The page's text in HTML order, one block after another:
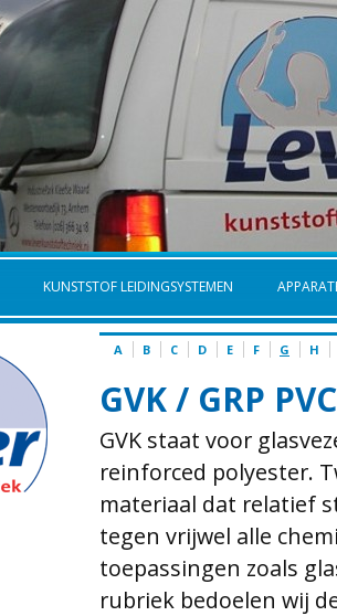
KUNSTSTOF LEIDINGSYSTEMEN
A B C D E F G H
GVK / GRP
GVK staat voor
reinforced polyester.
materiaal dat relatief
tegen vrijwel alle
toepassingen zoals
rubriek bedoelen wij